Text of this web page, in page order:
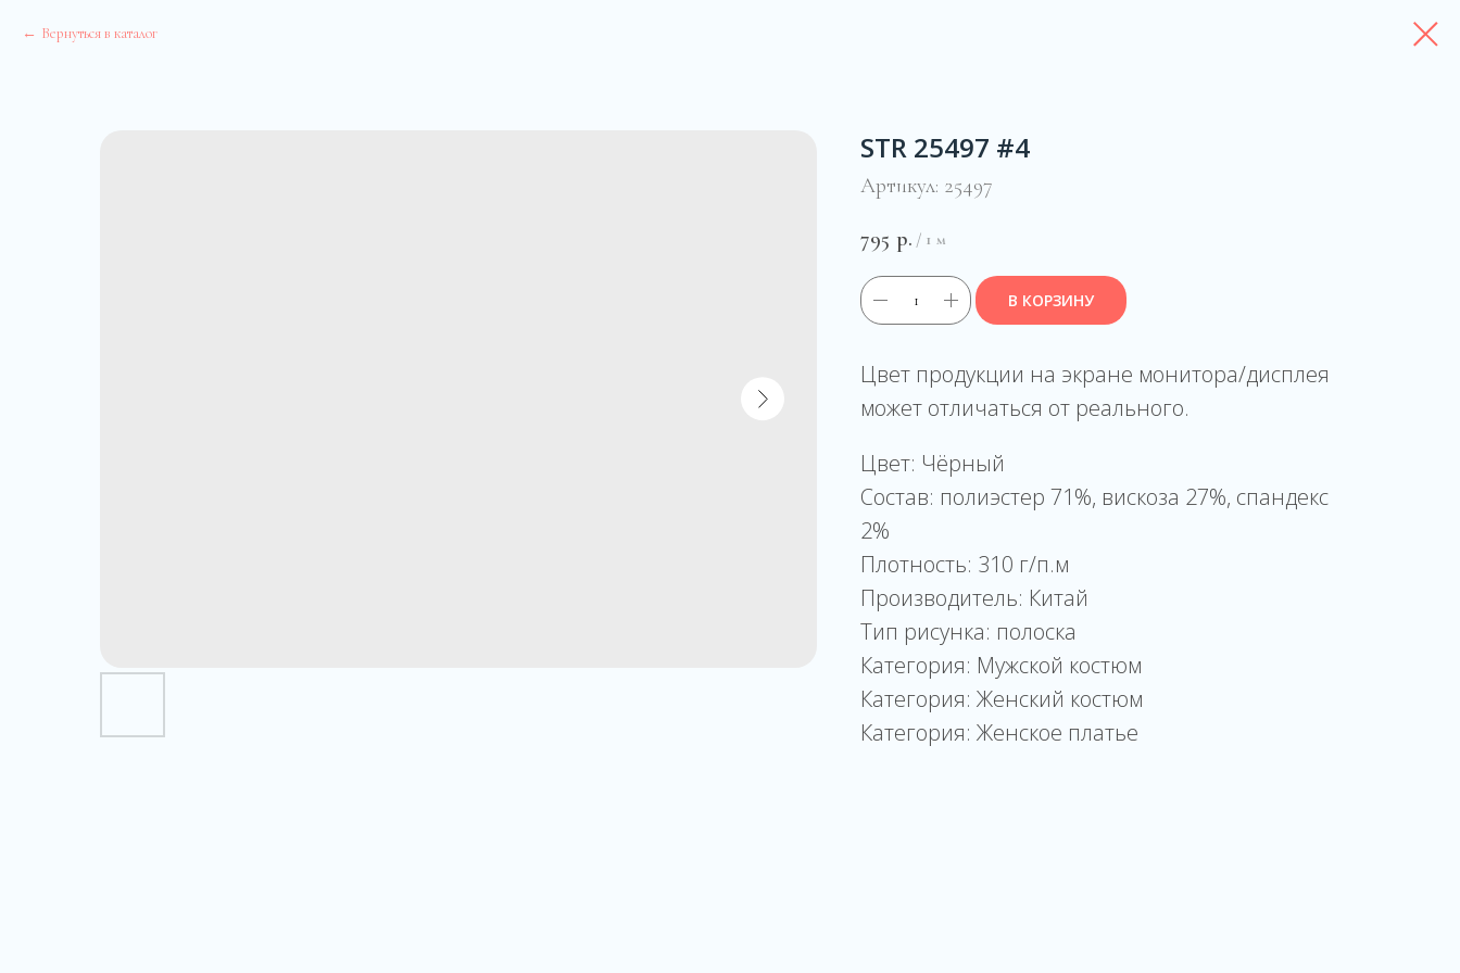
Вернуться в каталог
STR 25497 #4
Артикул: 25497
795 р. / 1 м
В КОРЗИНУ
Цвет продукции на экране монитора/дисплея
может отличаться от реального.
Цвет: Чёрный
Состав: полиэстер 71%, вискоза 27%, спандекс
2%
Плотность: 310 г/п.м
Производитель: Китай
Тип рисунка: полоска
Категория: Мужской костюм
Категория: Женский костюм
Категория: Женское платье